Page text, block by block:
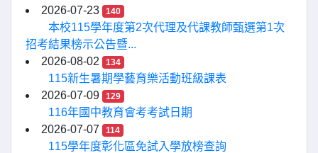
2026-07-23
140
本校115學年度第2次代理及代課教師甄選第1次
招考結果榜示公告暨...
2026-08-02
134
115新生暑期學藝育樂活動班級課表
2026-07-09
129
116年國中教育會考考試日期
2026-07-07
114
115學年度彰化區免試入學放榜查詢